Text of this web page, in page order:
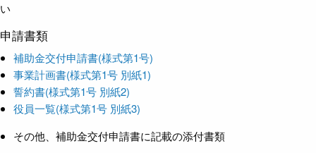
い
申請書類
補助金交付申請書(様式第1号)
事業計画書(様式第1号 別紙1)
誓約書(様式第1号 別紙2)
役員一覧(様式第1号 別紙3)
その他、補助金交付申請書に記載の添付書類